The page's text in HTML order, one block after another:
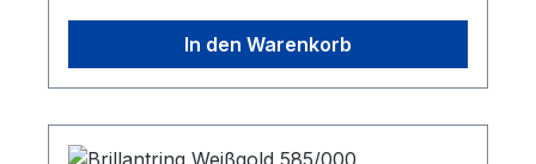
In den Warenkorb